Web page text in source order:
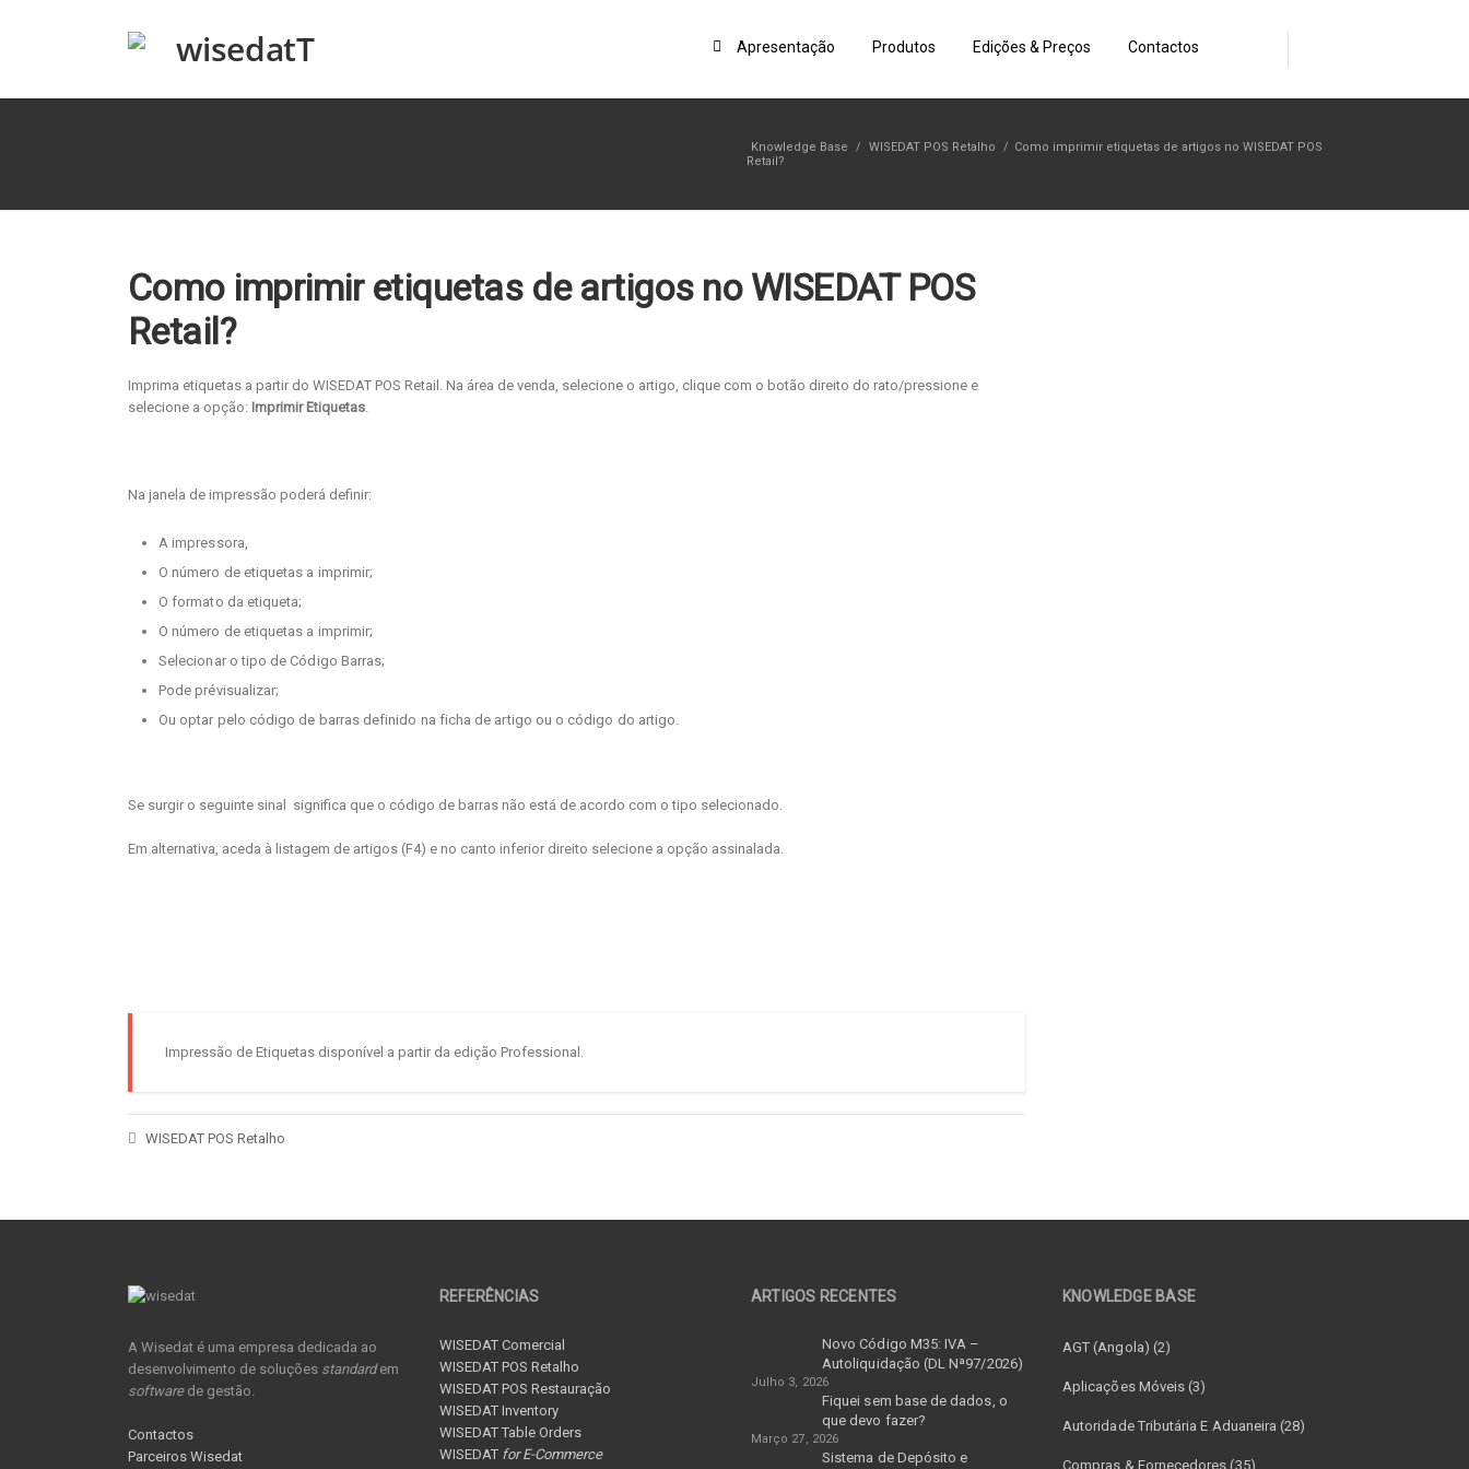
Apresentação Produtos Edições & Preços Contactos
Knowledge Base / WISEDAT POS Retalho / Como imprimir etiquetas de artigos no WISEDAT POS
Retail?
Como imprimir etiquetas de artigos no WISEDAT POS
Retail?
Imprima etiquetas a partir do WISEDAT POS Retail. Na área de venda, selecione o artigo, clique com o botão direito do rato/pressione e
selecione a opção: Imprimir Etiquetas.
Na janela de impressão poderá definir:
A impressora,
O número de etiquetas a imprimir;
O formato da etiqueta;
O número de etiquetas a imprimir;
Selecionar o tipo de Código Barras;
Pode prévisualizar;
Ou optar pelo código de barras definido na ficha de artigo ou o código do artigo.
Se surgir o seguinte sinal significa que o código de barras não está de acordo com o tipo selecionado.
Em alternativa, aceda à listagem de artigos (F4) e no canto inferior direito selecione a opção assinalada.
Impressão de Etiquetas disponível a partir da edição Professional.
WISEDAT POS Retalho
A Wisedat é uma empresa dedicada ao
desenvolvimento de soluções standardem
softwarede gestão.
Contactos
Parceiros Wisedat
REFERÊNCIAS
WISEDAT Comercial
WISEDAT POS Retalho
WISEDAT POS Restauração
WISEDAT Inventory
WISEDAT Table Orders
WISEDAT for E-Commerce
ARTIGOS RECENTES
Novo Código M35: IVA –
Autoliquidação (DL Nª97/2026)
Julho 3, 2026
Fiquei sem base de dados, o
que devo fazer?
Março 27, 2026
Sistema de Depósito e
KNOWLEDGE BASE
AGT (Angola) (2)
Aplicações Móveis (3)
Autoridade Tributária E Aduaneira (28)
Compras & Fornecedores (35)